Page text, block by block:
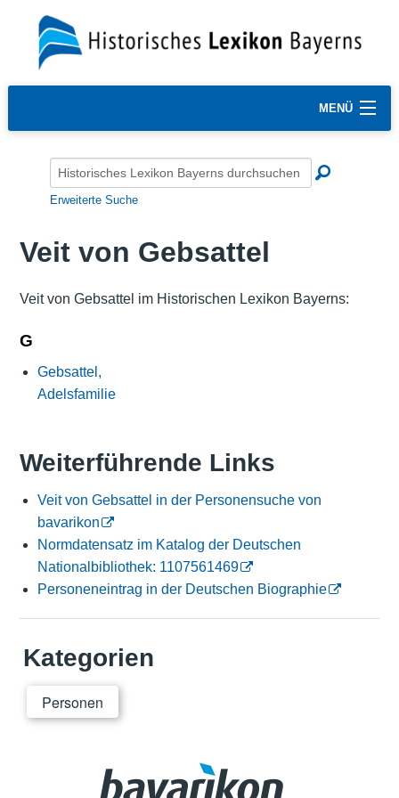
MENÜ
Erweiterte Suche
Veit von Gebsattel
Veit von Gebsattel im Historischen Lexikon Bayerns:
G
Gebsattel,
Adelsfamilie
Weiterführende Links
Veit von Gebsattel in der Personensuche von
bavarikon
Normdatensatz im Katalog der Deutschen
Nationalbibliothek: 1107561469
Personeneintrag in der Deutschen Biographie
Kategorien
Personen